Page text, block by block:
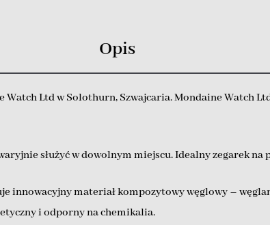
Opis
Ltd w Solothurn, Szwajcaria. Mondaine Watch
służyć w dowolnym miejscu. Idealny zegarek
innowacyjny materiał kompozytowy węglowy –
i odporny na chemikalia.